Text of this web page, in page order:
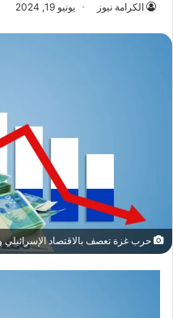
الكرامة نيوز يونيو 19, 2024
حرب غزة تعصف بالاقتصاد الإسرائيلي